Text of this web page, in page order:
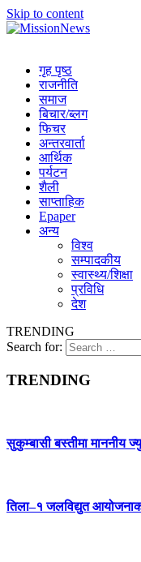
Skip to content
गृह पृष्ठ
राजनीति
समाज
बिचार/ब्लग
फिचर
अन्तरवार्ता
आर्थिक
पर्यटन
शैली
साप्ताहिक
Epaper
अन्य
विश्व
सम्पादकीय
स्वास्थ्य/शिक्षा
प्रविधि
देश
TRENDING
Search for:
TRENDING
सुकुम्बासी बस्तीमा माननीय
तिला–१ जलविद्युत